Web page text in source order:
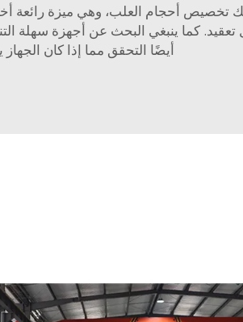
تخصيص أحجام العلب، وهي ميزة رائعة
تعقيد. كما ينبغي البحث عن أجهزة سهلة
أيضًا التحقق مما إذا كان